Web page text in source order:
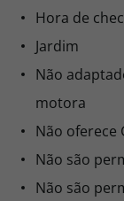
Hora de
Jardim
Não
motora
Não oferece
Não são
Não são